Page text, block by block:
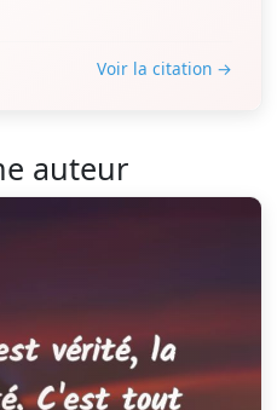
Voir la citation →
auteur